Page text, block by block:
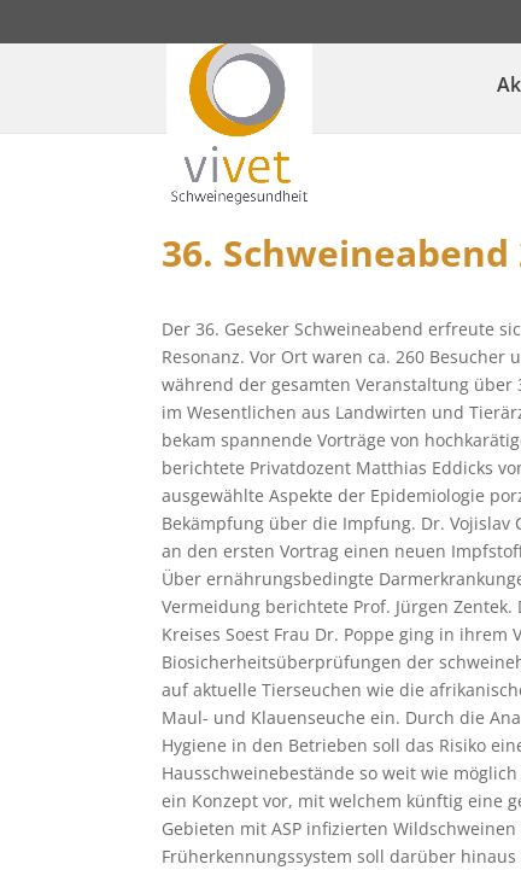
36.
Der 36. Geseker Schweineabend erfreute
Resonanz. Vor Ort waren ca. 260
während der gesamten Veranstaltung über
im Wesentlichen aus Landwirten und
bekam spannende Vorträge von
berichtete Privatdozent Matthias Eddicks
ausgewählte Aspekte der Epidemiologie
Bekämpfung über die Impfung. Dr. Vojislav
an den ersten Vortrag einen neuen
Über ernährungsbedingte
Vermeidung berichtete Prof. Jürgen
Kreises Soest Frau Dr. Poppe ging in ihrem
Biosicherheitsüberprüfungen der
auf aktuelle Tierseuchen wie die
Maul- und Klauenseuche ein. Durch die
Hygiene in den Betrieben soll das Risiko
Hausschweinebestände so weit wie
ein Konzept vor, mit welchem künftig eine
Gebieten mit ASP infizierten
Früherkennungssystem soll darüber